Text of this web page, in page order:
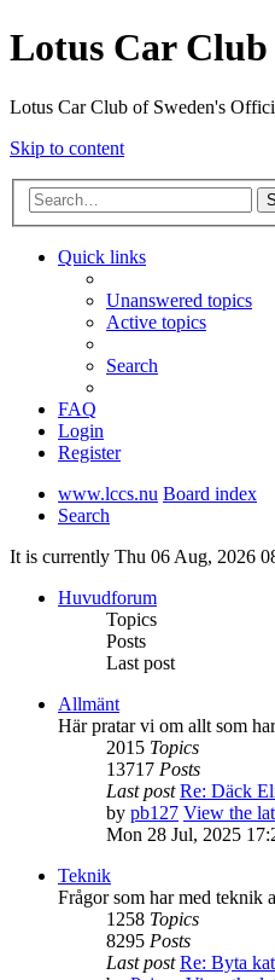
Lotus Car Club
Lotus Car Club of Sweden's
Skip to content
Quick links
Unanswered topics
Active topics
Search
FAQ
Login
Register
www.lccs.nu Board index
Search
It is currently Thu 06 Aug, 2026
Huvudforum
Topics
Posts
Last post
Allmänt
Här pratar vi om allt som
2015 Topics
13717 Posts
Last post Re: Däck
by pb127 View the
Mon 28 Jul, 2025
Teknik
Frågor som har med teknik
1258 Topics
8295 Posts
Last post Re: Byta